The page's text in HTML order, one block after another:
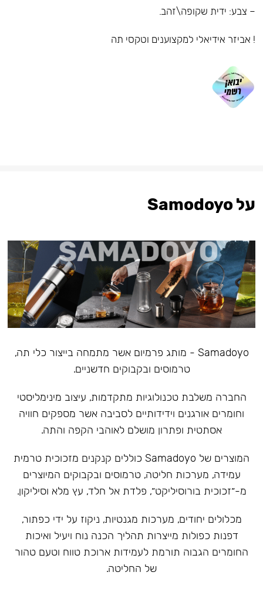
– צבע: ידית שקופה\זהב.
! אביזר אידיאלי למקצוענים וטקסי תה
על Samodoyo
Samadoyo - מותג פרמיום אשר מתמחה בייצור כלי תה,
טרמוסים ובקבוקים חדשניים.
‏החברה משלבת טכנולוגיות מתקדמות, עיצוב מינימליסטי
וחומרים אורגנים וידידותיים לסביבה אשר מספקים חוויה
אסתטית ופתרון מושלם לאוהבי הקפה והתה.
המוצרים של Samadoyo כוללים קנקנים מזכוכית טרמית
עמידה, מערכות חליטה, טרמוסים ובקבוקים המיוצרים
מ-״זכוכית בורוסיליקט״, פלדת אל חלד, עץ מלא וסיליקון.
מכלולים יחודים, מערכות מגנטיות, ניקוז על ידי כפתור,
דפנות כפולות מייצרות תהליך הכנה נוח ויעיל ואיכות
החומרים הגבוה תורמת לעמידות ארוכת טווח וטעם טהור
של החליטה.